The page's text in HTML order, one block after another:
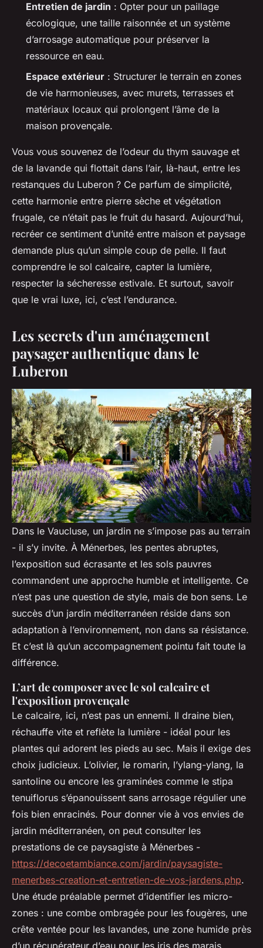
Entretien de jardin : Opter pour un paillage
écologique, une taille raisonnée et un système
d’arrosage automatique pour préserver la
ressource en eau.
Espace extérieur : Structurer le terrain en zones
de vie harmonieuses, avec murets, terrasses et
matériaux locaux qui prolongent l’âme de la
maison provençale.
Vous vous souvenez de l’odeur du thym sauvage et
de la lavande qui flottait dans l’air, là-haut, entre les
restanques du Luberon ? Ce parfum de simplicité,
cette harmonie entre pierre sèche et végétation
frugale, ce n’était pas le fruit du hasard. Aujourd’hui,
recréer ce sentiment d’unité entre maison et paysage
demande plus qu’un simple coup de pelle. Il faut
comprendre le sol calcaire, capter la lumière,
respecter la sécheresse estivale. Et surtout, savoir
que le vrai luxe, ici, c’est l’endurance.
Les secrets d'un aménagement
paysager authentique dans le
Luberon
Dans le Vaucluse, un jardin ne s’impose pas au terrain
- il s’y invite. À Ménerbes, les pentes abruptes,
l’exposition sud écrasante et les sols pauvres
commandent une approche humble et intelligente. Ce
n’est pas une question de style, mais de bon sens. Le
succès d’un jardin méditerranéen réside dans son
adaptation à l’environnement, non dans sa résistance.
Et c’est là qu’un accompagnement pointu fait toute la
différence.
L’art de composer avec le sol calcaire et
l'exposition provençale
Le calcaire, ici, n’est pas un ennemi. Il draine bien,
réchauffe vite et reflète la lumière - idéal pour les
plantes qui adorent les pieds au sec. Mais il exige des
choix judicieux. L’olivier, le romarin, l’ylang-ylang, la
santoline ou encore les graminées comme le stipa
tenuiflorus s’épanouissent sans arrosage régulier une
fois bien enracinés. Pour donner vie à vos envies de
jardin méditerranéen, on peut consulter les
prestations de ce paysagiste à Ménerbes -
https://decoetambiance.com/jardin/paysagiste-
menerbes-creation-et-entretien-de-vos-jardens.php.
Une étude préalable permet d’identifier les micro-
zones : une combe ombragée pour les fougères, une
crête ventée pour les lavandes, une zone humide près